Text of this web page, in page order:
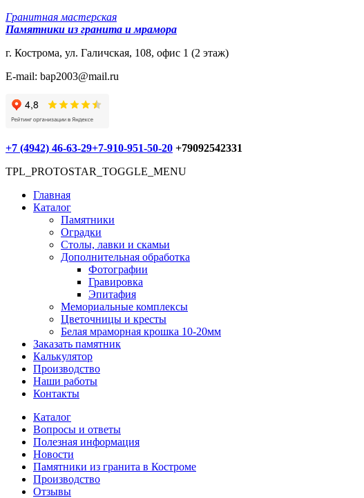
Гранитная мастерская
Памятники из гранита и мрамора
г. Кострома, ул. Галичская, 108, офис 1 (2 этаж)
E-mail: bap2003@mail.ru
+7 (4942) 46-63-29+7-910-951-50-20 +79092542331
TPL_PROTOSTAR_TOGGLE_MENU
Главная
Каталог
Памятники
Оградки
Столы, лавки и скамьи
Дополнительная обработка
Фотографии
Гравировка
Эпитафия
Мемориальные комплексы
Цветочницы и кресты
Белая мраморная крошка 10-20мм
Заказать памятник
Калькулятор
Производство
Наши работы
Контакты
Каталог
Вопросы и ответы
Полезная информация
Новости
Памятники из гранита в Костроме
Производство
Отзывы